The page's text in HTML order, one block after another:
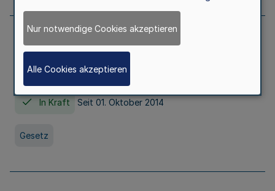
Gesetz über die Hochschulen des Landes
Nordrhein-Westfalen (Hochschulgesetz -
HG)
In Kraft Seit 01. Oktober 2014
Gesetz
Nur notwendige Cookies akzeptieren
Alle Cookies akzeptieren